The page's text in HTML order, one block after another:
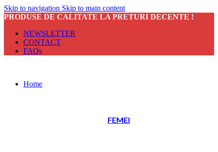
Skip to navigation Skip to main content
PRODUSE DE CALITATE LA PRETURI DECENTE !
NEWSLETTER
CONTACT
FAQs
Home
FEMEI